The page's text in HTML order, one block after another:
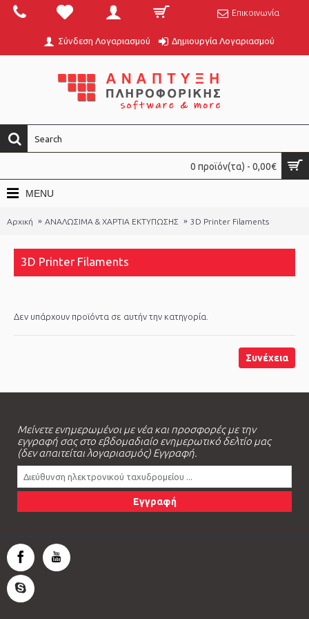
Επικοινωνία
Σύνδεση Λογαριασμού Δημιουργία Λογαριασμού
0 προϊόν(τα) - 0,00€
MENU
Αρχική ΑΝΑΛΩΣΙΜΑ & ΧΑΡΤΙΑ ΕΚΤΥΠΩΣΗΣ 3D Printer Filaments
3D Printer Filaments
Δεν υπάρχουν προϊόντα σε αυτήν την κατηγορία.
Συνέχεια
Μείνετε ενημερωμένοι με νέα και προσφορές με την
εγγραφή σας στο εβδομαδιαίο ενημερωτικό δελτίο μας
(δεν απαιτείται λογαριασμός) Εγγραφή.
Εγγραφή